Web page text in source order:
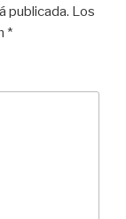
publicada. Los
*